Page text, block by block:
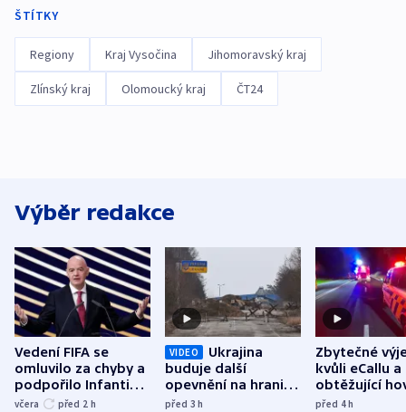
ŠTÍTKY
Regiony Kraj Vysočina Jihomoravský kraj
Zlínský kraj Olomoucký kraj ČT24
Výběr redakce
Vedení FIFA se
omluvilo za chyby a
podpořilo Infantina.
UEFA trvá na
včera před 2 h
VIDEO
Ukrajina
buduje další
opevnění na hranici
s Běloruskem
před 3h
Zbytečné
kvůli eCallu a
obtěžující
zdržují
před 4h